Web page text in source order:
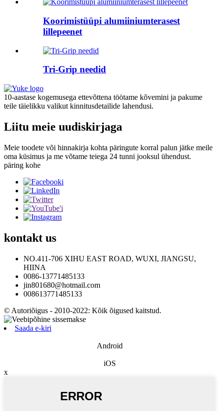
Koorimistüüpi alumiiniumterasest
lillepeenet
Tri-Grip needid
10-aastase kogemusega ettevõttena töötame kõvemini ja pakume
teile täielikku valikut kinnitusdetailide lahendusi.
Liitu meie uudiskirjaga
Meie toodete või hinnakirja kohta päringute korral palun jätke meile
oma küsimus ja me võtame teiega 24 tunni jooksul ühendust.
päring kohe
kontakt us
NO.411-706 XIHU EAST ROAD, WUXI, JIANGSU,
HIINA
0086-13771485133
jin801680@hotmail.com
008613771485133
© Autoriõigus - 2010-2022: Kõik õigused kaitstud.
Saada e-kiri
Android
iOS
x